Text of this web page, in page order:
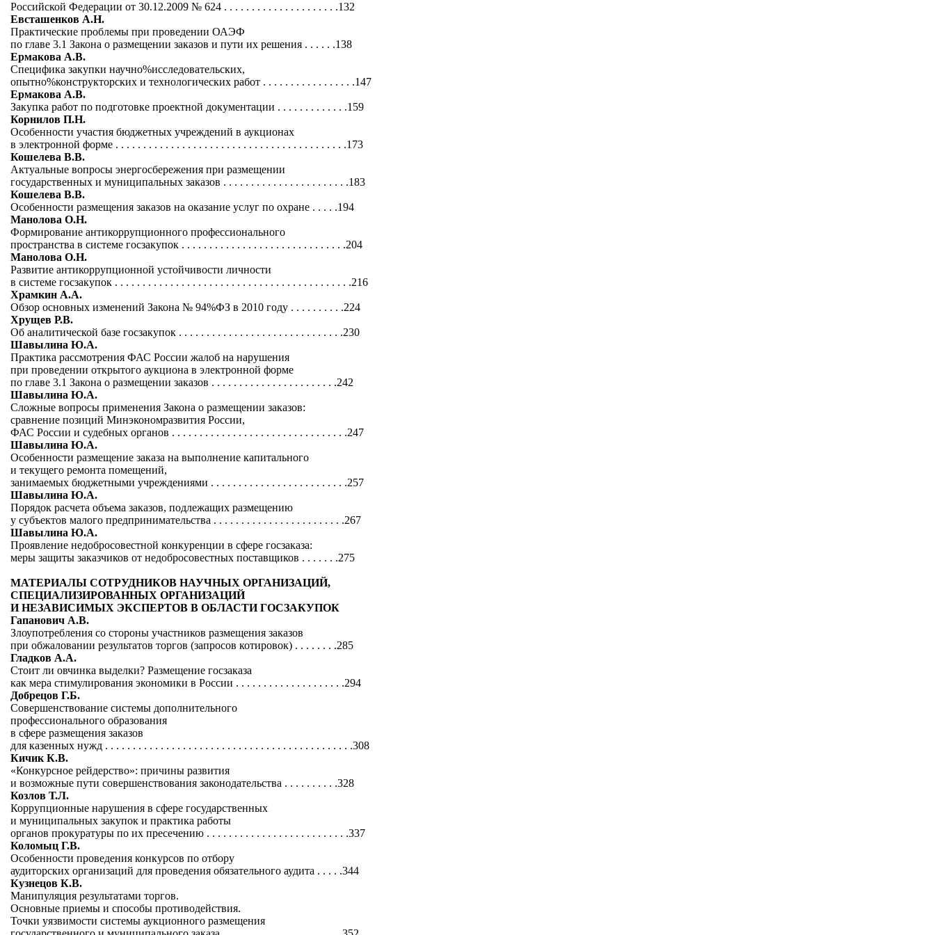
Российской Федерации от 30.12.2009 № 624 . . . . . . . . . . . . . . . . . . . . .132
Евсташенков А.Н.
Практические проблемы при проведении ОАЭФ
по главе 3.1 Закона о размещении заказов и пути их решения . . . . . .138
Ермакова А.В.
Специфика закупки научно%исследовательских,
опытно%конструкторских и технологических работ . . . . . . . . . . . . . . . . .147
Ермакова А.В.
Закупка работ по подготовке проектной документации . . . . . . . . . . . . .159
Корнилов П.Н.
Особенности участия бюджетных учреждений в аукционах
в электронной форме . . . . . . . . . . . . . . . . . . . . . . . . . . . . . . . . . . . . . . . . . .173
Кошелева В.В.
Актуальные вопросы энергосбережения при размещении
государственных и муниципальных заказов . . . . . . . . . . . . . . . . . . . . . . .183
Кошелева В.В.
Особенности размещения заказов на оказание услуг по охране . . . . .194
Манолова О.Н.
Формирование антикоррупционного профессионального
пространства в системе госзакупок . . . . . . . . . . . . . . . . . . . . . . . . . . . . . .204
Манолова О.Н.
Развитие антикоррупционной устойчивости личности
в системе госзакупок . . . . . . . . . . . . . . . . . . . . . . . . . . . . . . . . . . . . . . . . . . .216
Храмкин А.А.
Обзор основных изменений Закона № 94%ФЗ в 2010 году . . . . . . . . . .224
Хрущев Р.В.
Об аналитической базе госзакупок . . . . . . . . . . . . . . . . . . . . . . . . . . . . . .230
Шавылина Ю.А.
Практика рассмотрения ФАС России жалоб на нарушения
при проведении открытого аукциона в электронной форме
по главе 3.1 Закона о размещении заказов . . . . . . . . . . . . . . . . . . . . . . .242
Шавылина Ю.А.
Сложные вопросы применения Закона о размещении заказов:
сравнение позиций Минэкономразвития России,
ФАС России и судебных органов . . . . . . . . . . . . . . . . . . . . . . . . . . . . . . . .247
Шавылина Ю.А.
Особенности размещение заказа на выполнение капитального
и текущего ремонта помещений,
занимаемых бюджетными учреждениями . . . . . . . . . . . . . . . . . . . . . . . . .257
Шавылина Ю.А.
Порядок расчета объема заказов, подлежащих размещению
у субъектов малого предпринимательства . . . . . . . . . . . . . . . . . . . . . . . .267
Шавылина Ю.А.
Проявление недобросовестной конкуренции в сфере госзаказа:
меры защиты заказчиков от недобросовестных поставщиков . . . . . . .275
МАТЕРИАЛЫ СОТРУДНИКОВ НАУЧНЫХ ОРГАНИЗАЦИЙ,
СПЕЦИАЛИЗИРОВАННЫХ ОРГАНИЗАЦИЙ
И НЕЗАВИСИМЫХ ЭКСПЕРТОВ В ОБЛАСТИ ГОСЗАКУПОК
Гапанович А.В.
Злоупотребления со стороны участников размещения заказов
при обжаловании результатов торгов (запросов котировок) . . . . . . . .285
Гладков А.А.
Стоит ли овчинка выделки? Размещение госзаказа
как мера стимулирования экономики в России . . . . . . . . . . . . . . . . . . . .294
Добрецов Г.Б.
Совершенствование системы дополнительного
профессионального образования
в сфере размещения заказов
для казенных нужд . . . . . . . . . . . . . . . . . . . . . . . . . . . . . . . . . . . . . . . . . . . . .308
Кичик К.В.
«Конкурсное рейдерство»: причины развития
и возможные пути совершенствования законодательства . . . . . . . . . .328
Козлов Т.Л.
Коррупционные нарушения в сфере государственных
и муниципальных закупок и практика работы
органов прокуратуры по их пресечению . . . . . . . . . . . . . . . . . . . . . . . . . .337
Коломыц Г.В.
Особенности проведения конкурсов по отбору
аудиторских организаций для проведения обязательного аудита . . . . .344
Кузнецов К.В.
Манипуляция результатами торгов.
Основные приемы и способы противодействия.
Точки уязвимости системы аукционного размещения